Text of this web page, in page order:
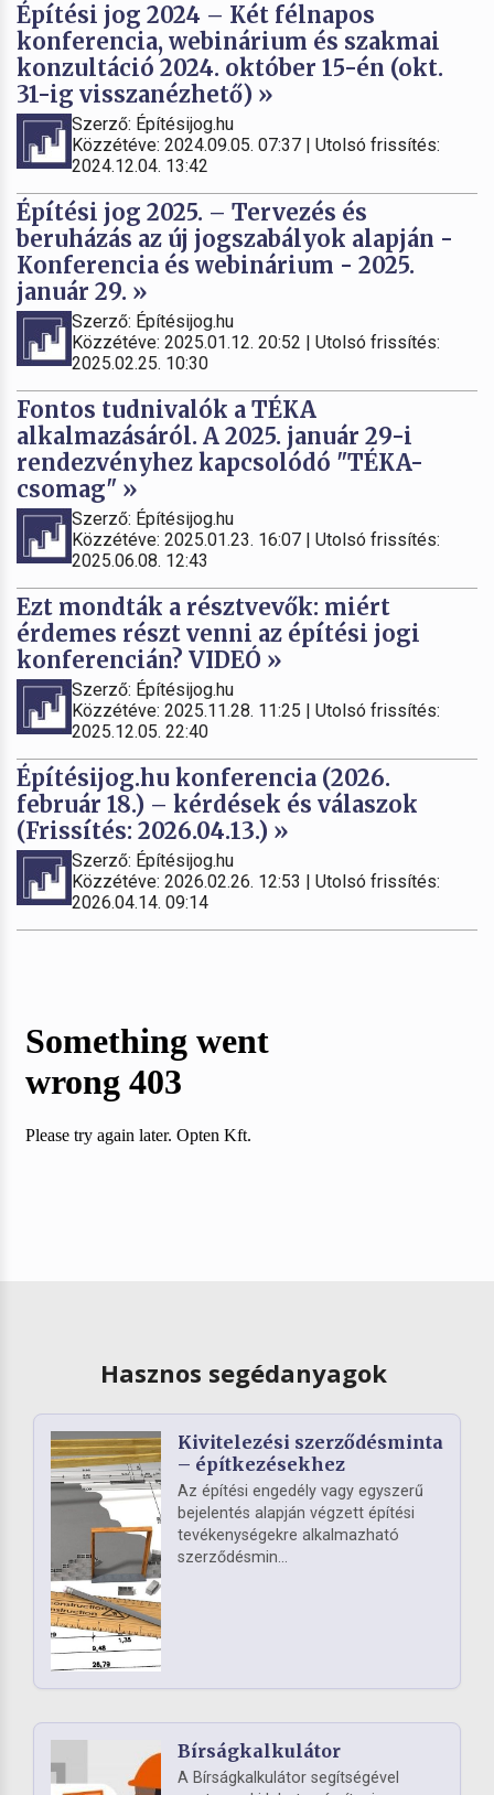
Építési jog 2024 – Két félnapos
konferencia, webinárium és szakmai
konzultáció 2024. október 15-én (okt.
31-ig visszanézhető) »
Szerző: Építésijog.hu
Közzétéve: 2024.09.05. 07:37 | Utolsó frissítés:
2024.12.04. 13:42
Építési jog 2025. – Tervezés és
beruházás az új jogszabályok alapján -
Konferencia és webinárium - 2025.
január 29. »
Szerző: Építésijog.hu
Közzétéve: 2025.01.12. 20:52 | Utolsó frissítés:
2025.02.25. 10:30
Fontos tudnivalók a TÉKA
alkalmazásáról. A 2025. január 29-i
rendezvényhez kapcsolódó "TÉKA-
csomag" »
Szerző: Építésijog.hu
Közzétéve: 2025.01.23. 16:07 | Utolsó frissítés:
2025.06.08. 12:43
Ezt mondták a résztvevők: miért
érdemes részt venni az építési jogi
konferencián? VIDEÓ »
Szerző: Építésijog.hu
Közzétéve: 2025.11.28. 11:25 | Utolsó frissítés:
2025.12.05. 22:40
Építésijog.hu konferencia (2026.
február 18.) – kérdések és válaszok
(Frissítés: 2026.04.13.) »
Szerző: Építésijog.hu
Közzétéve: 2026.02.26. 12:53 | Utolsó frissítés:
2026.04.14. 09:14
Hasznos segédanyagok
Kivitelezési szerződésminta
– építkezésekhez
Az építési engedély vagy egyszerű
bejelentés alapján végzett építési
tevékenységekre alkalmazható
szerződésmin...
Bírságkalkulátor
A Bírságkalkulátor segítségével